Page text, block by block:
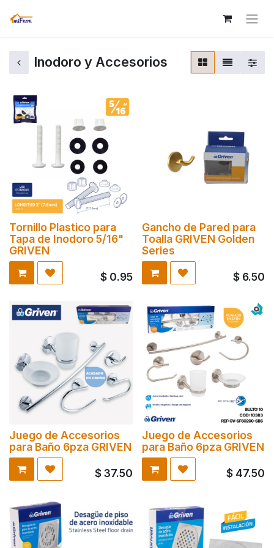
Inodoro y Accesorios
Tornillo Plastico para
Tapa de Inodoro 5/16"
GRIVEN
$ 0.95
Gancho de Pared para
Toalla GRIVEN Golden
Series
$ 6.50
Juego de Accesorios
para Baño 6pza GRIVEN
$37.50
Juego de Accesorios
para Baño 6pza GRIVEN
$ 47.50